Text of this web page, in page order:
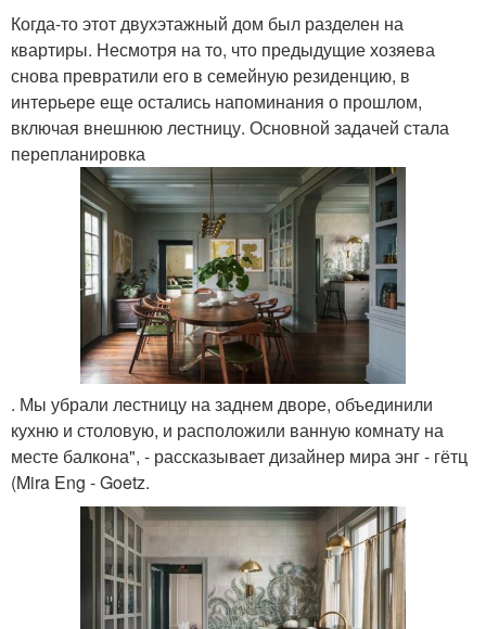
Когда-то этот двухэтажный дом был разделен на
квартиры. Несмотря на то, что предыдущие хозяева
снова превратили его в семейную резиденцию, в
интерьере еще остались напоминания о прошлом,
включая внешнюю лестницу. Основной задачей стала
перепланировка
. Мы убрали лестницу на заднем дворе, объединили
кухню и столовую, и расположили ванную комнату на
месте балкона", - рассказывает дизайнер мира энг - гётц
(Mira Eng - Goetz.